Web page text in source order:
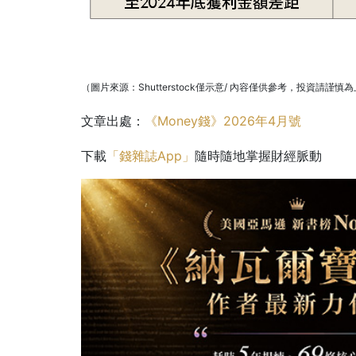
（圖片來源：Shutterstock僅示意/ 內容僅供參考，投資請謹慎為
文章出處： 《Money錢》2026年4月號
下載 「錢雜誌App」 隨時隨地掌握財經脈動